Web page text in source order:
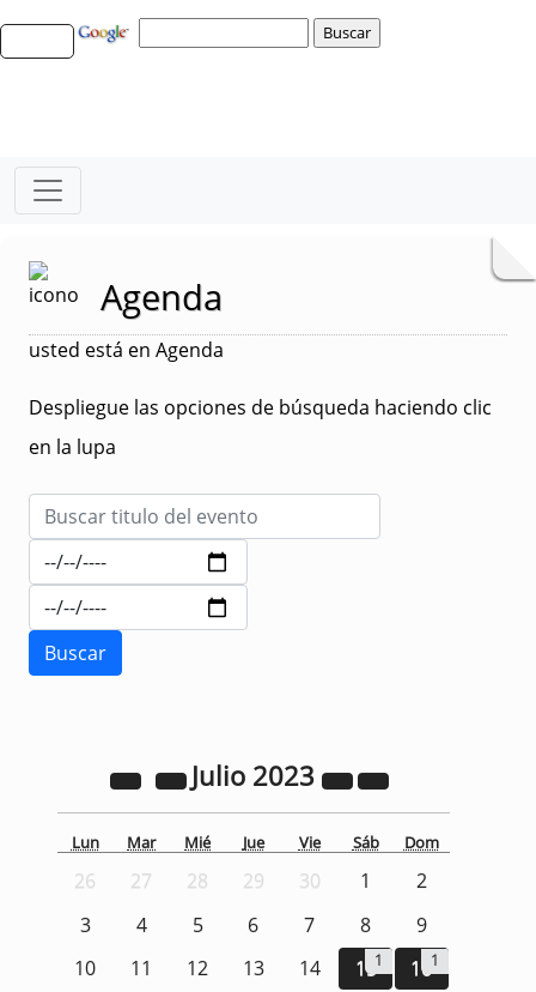
Agenda
usted está en Agenda
Despliegue las opciones de búsqueda haciendo clic
en la lupa
Julio 2023
Lun Mar Mié Jue Vie Sáb Dom
26 27 28 29 30 1
2
3
4 5 6 7 8
9
10
11 12 13 14 151 161